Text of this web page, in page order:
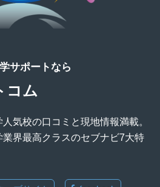
サポートなら
コム
気校の口コミと現地情報満載。
界最高クラスのセブナビ7大特